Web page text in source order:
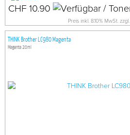
CHF 10.90
Preis inkl. 8.10% MwSt. zzgl.
THINK Brother LC980 Magenta
Magenta 20ml